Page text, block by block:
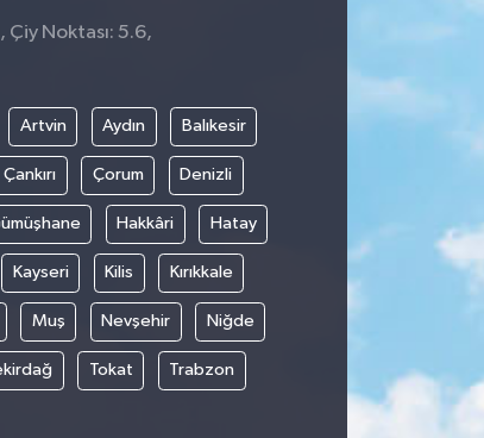
Çiy Noktası: 5.6,
Artvin Aydın Balıkesir
Çankırı Çorum Denizli
Hakkâri Hatay
Kayseri Kilis Kırıkkale
Muş Nevşehir Niğde
Tokat Trabzon